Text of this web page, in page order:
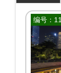
编号：